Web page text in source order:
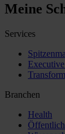
Meine
Services
Branchen
Health